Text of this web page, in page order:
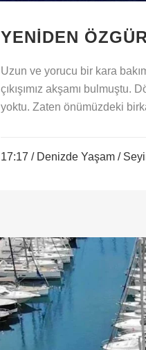
YENIDEN
Uzun ve yorucu bir kara
çıkışımız akşamı
yoktu. Zaten önümüzdeki
17:17 / Denizde Yaşam /